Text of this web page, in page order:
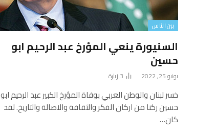
بين الناس
السنيورة ينعي المؤرخ عبد الرحيم ابو
حسين
يونيو 25, 2022 3 زيارة
خسر لبنان والوطن العربي بوفاة المؤرخ الكبير عبد الرحيم ابو
حسين ركنا من اركان الفكر والثقافة والاصالة والتاريخ. لقد
كان…